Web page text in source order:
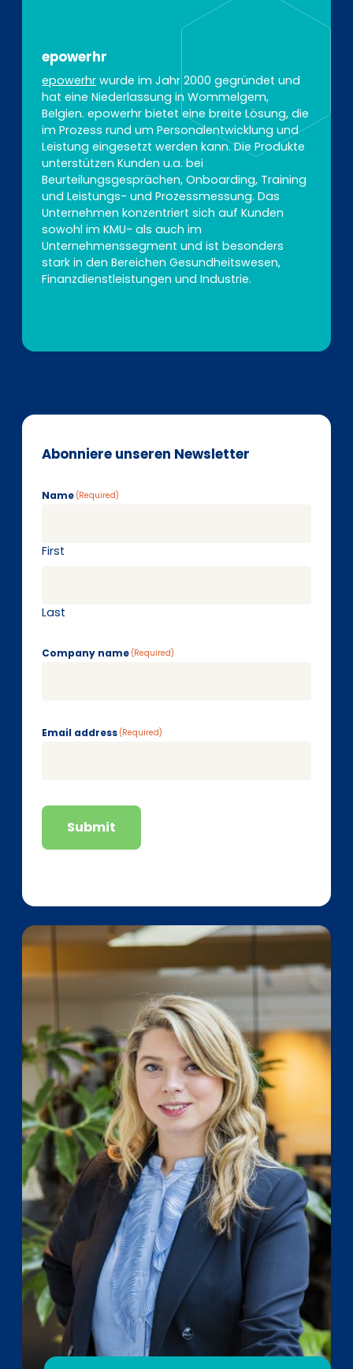
epowerhr
epowerhr wurde im Jahr 2000 gegründet und
hat eine Niederlassung in Wommelgem,
Belgien. epowerhr bietet eine breite Lösung, die
im Prozess rund um Personalentwicklung und
Leistung eingesetzt werden kann. Die Produkte
unterstützen Kunden u.a. bei
Beurteilungsgesprächen, Onboarding, Training
und Leistungs- und Prozessmessung. Das
Unternehmen konzentriert sich auf Kunden
sowohl im KMU- als auch im
Unternehmenssegment und ist besonders
stark in den Bereichen Gesundheitswesen,
Finanzdienstleistungen und Industrie.
Abonniere unseren Newsletter
Name (Required)
First
Last
Company name (Required)
Email address (Required)
Submit